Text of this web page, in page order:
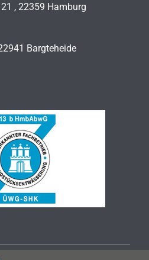
, 22359 Hamburg
Bargteheide